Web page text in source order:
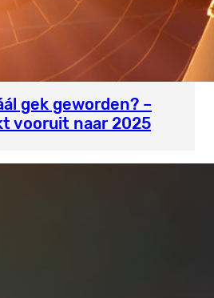
gek geworden? –
vooruit naar 2025